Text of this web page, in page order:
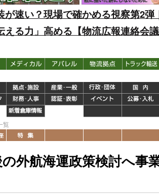
が速い？現場で確かめる視察第2弾
える力」高める【物流広報連絡会
覧
外航海運政策検討へ事